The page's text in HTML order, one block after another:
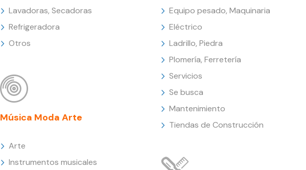
Lavadoras, Secadoras
Refrigeradora
Otros
Música Moda Arte
Arte
Instrumentos musicales
Equipo pesado, Maquinaria
Eléctrico
Ladrillo, Piedra
Plomería, Ferretería
Servicios
Se busca
Mantenimiento
Tiendas de Construcción